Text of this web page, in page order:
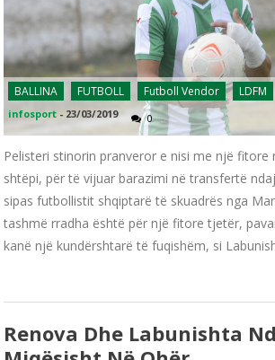
BALLINA FUTBOLL Futboll Vendor LDFM
infosport - 23/03/2019 0
Pelisteri stinorin pranveror e nisi me një fitore
shtëpi, për të vijuar barazimi në transfertë
sipas futbollistit shqiptarë të skuadrës nga
tashmë rradha është për një fitore tjetër,
kanë një kundërshtarë të fuqishëm, si
Renova Dhe Labunishta